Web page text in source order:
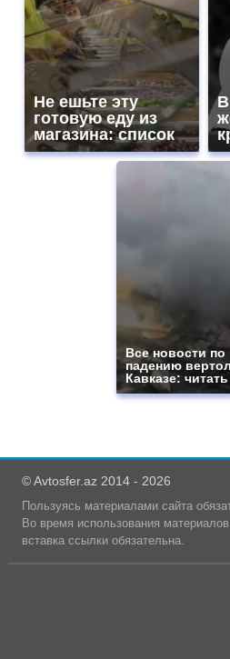
Не ешьте эту
готовую еду из
магазина: список
Все новости по
падению
Кавказе:
© Avtosfer.az 2014 - 2026
Пользуясь материалами сайта
Во время использования
вставка ссылки обязательна.